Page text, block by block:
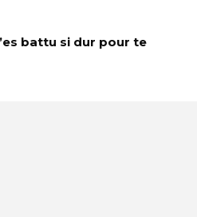
battu si dur pour te